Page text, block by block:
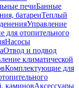
печиБанные
батареиТеплый
Управление
для отопительного
Насосы
Отвод и подвод
климатической
Комплектующие для
каминовАксессуары